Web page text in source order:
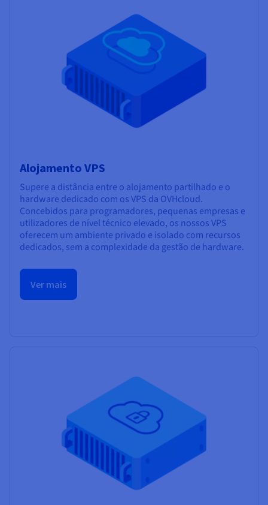
Alojamento VPS
Supere a distância entre o alojamento partilhado e o
hardware dedicado com os VPS da OVHcloud.
Concebidos para programadores, pequenas empresas e
utilizadores de nível técnico elevado, os nossos VPS
oferecem um ambiente privado e isolado com recursos
dedicados, sem a complexidade da gestão de hardware.
Ver mais